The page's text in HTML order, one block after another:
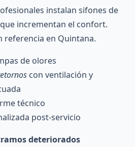
instalan sifones de
incrementan el confort.
referencia en Quintana.
de olores
con ventilación y
técnico
post-servicio
deteriorados